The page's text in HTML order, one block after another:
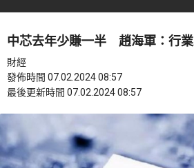
中芯去年少賺一半 趙海軍：行
財經
發佈時間 07.02.2024 08:57
最後更新時間 07.02.2024 08:57